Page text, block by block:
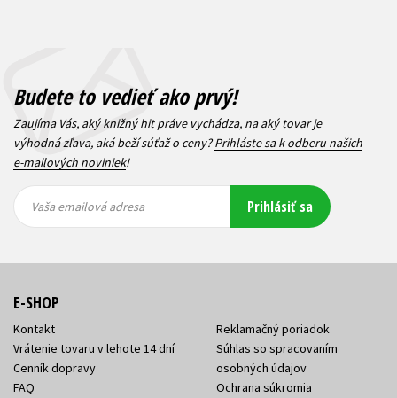
Budete to vedieť ako prvý!
Zaujíma Vás, aký knižný hit práve vychádza, na aký tovar je
výhodná zľava, aká beží súťaž o ceny?Prihláste sa k odberu našich
e-mailových noviniek!
emailová
emailová
Vaša emailová adresa Prihlásiť sa
E-SHOP
Kontakt
Vrátenie tovaru v lehote 14 dní
Cenník dopravy
FAQ
Reklamačný poriadok
Súhlas so spracovaním
osobných údajov
Ochrana súkromia